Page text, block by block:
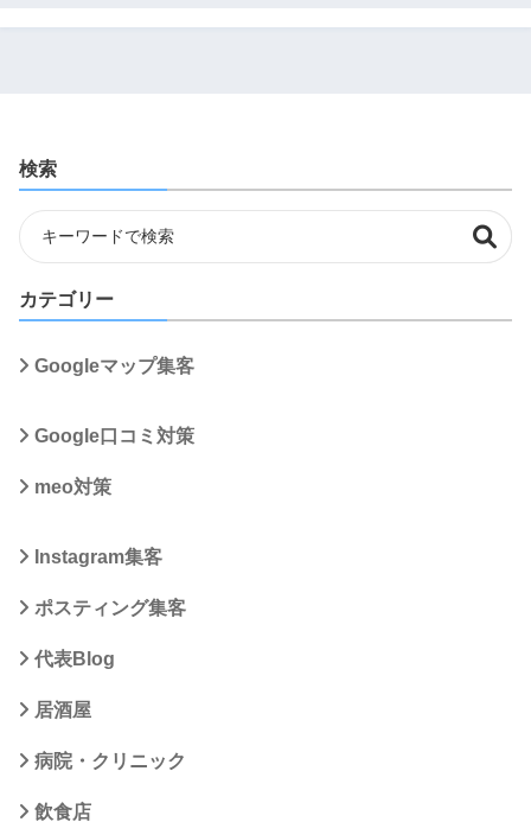
検索
カテゴリー
Googleマップ集客
Google口コミ対策
meo対策
Instagram集客
ポスティング集客
代表Blog
居酒屋
病院・クリニック
飲食店